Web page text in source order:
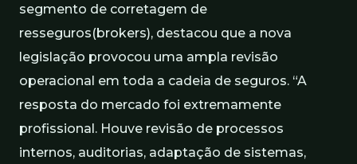
segmento de corretagem de
resseguros(brokers), destacou que a nova
legislação provocou uma ampla revisão
operacional em toda a cadeia de seguros. “A
resposta do mercado foi extremamente
profissional. Houve revisão de processos
internos, auditorias, adaptação de sistemas,